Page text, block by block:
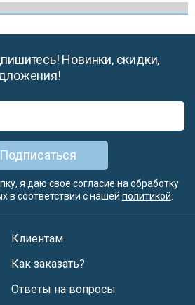
Новинки, скидки,
Подписаться
я даю свое согласие на обработку
в соответствии с нашей политикой
Клиентам
Как заказать?
Ответы на вопросы